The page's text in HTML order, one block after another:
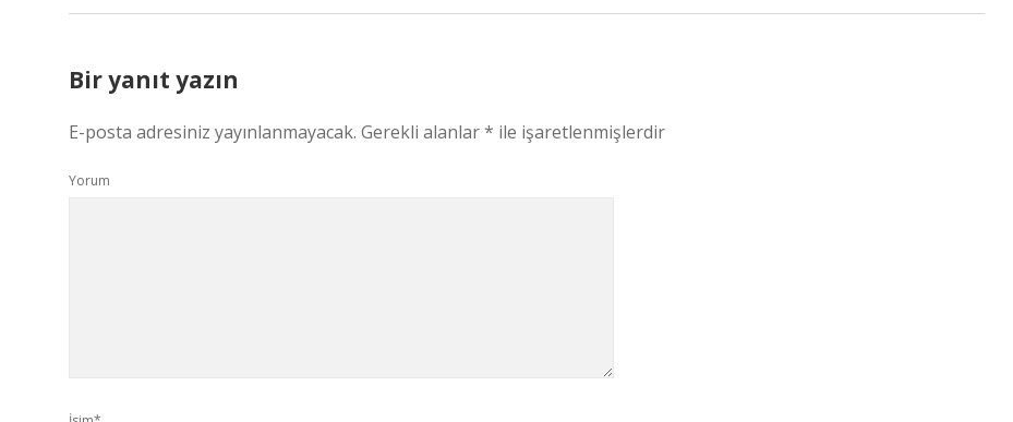
Bir yanıt yazın
E-posta adresiniz yayınlanmayacak. Gerekli alanlar* ile işaretlenmişlerdir
Yorum